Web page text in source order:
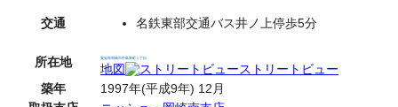
交通 名鉄東部交通バス井ノ上停歩5分
所在地 愛知県岡崎市中島東町１丁目
地図
ストリートビュー
築年
1997年(平成9年) 12月